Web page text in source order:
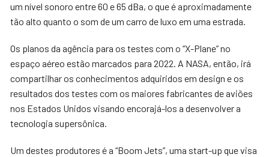
um nível sonoro entre 60 e 65 dBa, o que é aproximadamente
tão alto quanto o som de um carro de luxo em uma estrada.
Os planos da agência para os testes com o “X-Plane” no
espaço aéreo estão marcados para 2022. A NASA, então, irá
compartilhar os conhecimentos adquiridos em design e os
resultados dos testes com os maiores fabricantes de aviões
nos Estados Unidos visando encorajá-los a desenvolver a
tecnologia supersônica.
Um destes produtores é a “Boom Jets”, uma start-up que visa